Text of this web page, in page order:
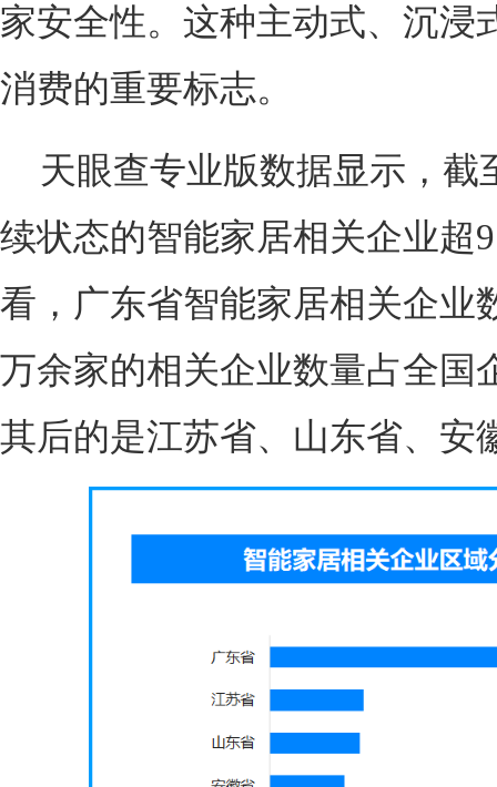
家安全性。这种主动式、沉浸
消费的重要标志。
天眼查专业版数据显示，
续状态的智能家居相关企业超
看，广东省智能家居相关企业
万余家的相关企业数量占全国
其后的是江苏省、山东省、安